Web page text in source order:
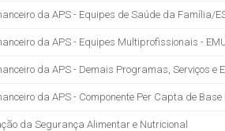
da APS - Equipes de Saúde da Família/
da APS - Equipes Multiprofissionais -
da APS - Demais Programas, Serviços e
da APS - Componente Per Capta de Base
da Segurança Alimentar e Nutricional